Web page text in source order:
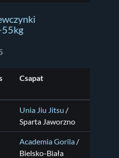
Csapat
Unia Jiu Jitsu /
Sparta Jaworzno
Academia Gorila /
Bielsko-Biała